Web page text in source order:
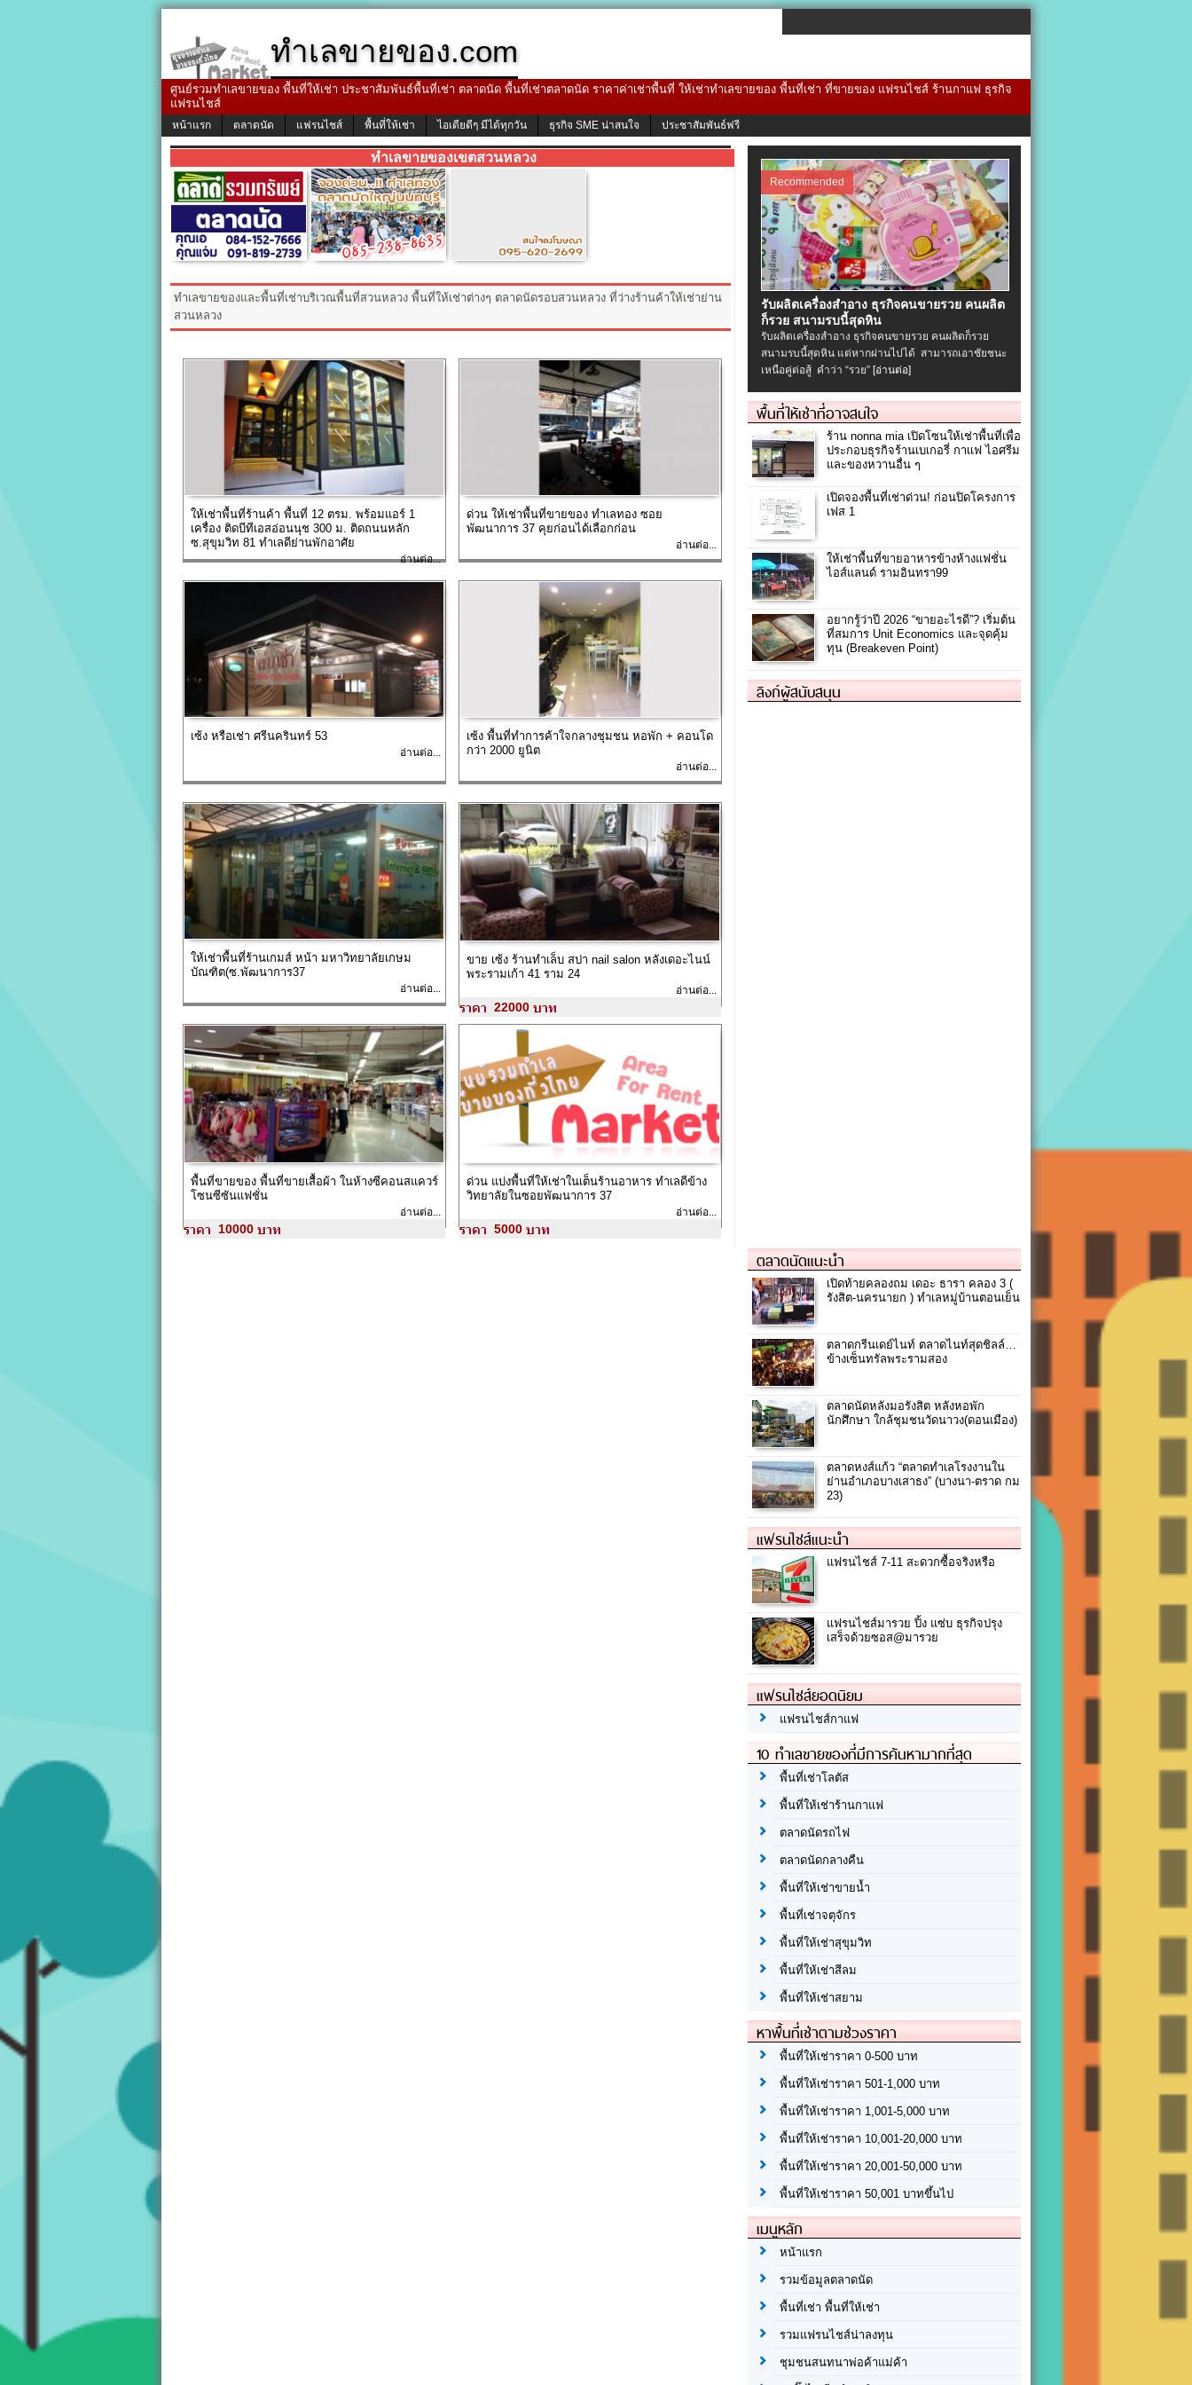
ทำเลขายของ.com
ศูนย์รวมทำเลขายของ พื้นที่ให้เช่า ประชาสัมพันธ์พื้นที่เช่า ตลาดนัด พื้นที่เช่าตลาดนัด ราคาค่าเช่าพื้นที่ ให้เช่าทำเลขายของ พื้นที่เช่า ที่ขายของ แฟรนไชส์ ร้านกาแฟ ธุรกิจ
แฟรนไชส์
หน้าแรก ตลาดนัด แฟรนไชส์ พื้นที่ให้เช่า ไอเดียดีๆ มีได้ทุกวัน ธุรกิจ SME น่าสนใจ ประชาสัมพันธ์ฟรี
ทำเลขายของเขตสวนหลวง
ทำเลขายของและพื้นที่เช่าบริเวณพื้นที่สวนหลวง พื้นที่ให้เช่าต่างๆ ตลาดนัดรอบสวนหลวง ที่ว่างร้านค้าให้เช่าย่าน
สวนหลวง
ให้เช่าพื้นที่ร้านค้า พื้นที่ 12 ตรม. พร้อมแอร์ 1
เครื่อง ติดบีทีเอสอ่อนนุช 300 ม. ติดถนนหลัก
ซ.สุขุมวิท 81 ทำเลดีย่านพักอาศัย
อ่านต่อ...
ด่วน ให้เช่าพื้นที่ขายของ ทำเลทอง ซอย
พัฒนาการ 37 คุยก่อนได้เลือกก่อน
อ่านต่อ...
เซ้ง หรือเช่า ศรีนครินทร์ 53
อ่านต่อ...
เซ้ง พื้นที่ทำการค้าใจกลางชุมชน หอพัก + คอนโด
กว่า 2000 ยูนิต
อ่านต่อ...
ให้เช่าพื้นที่ร้านเกมส์ หน้า มหาวิทยาลัยเกษม
บัณฑิต(ซ.พัฒนาการ37
อ่านต่อ...
ขาย เซ้ง ร้านทำเล็บ สปา nail salon หลังเดอะไนน์
พระรามเก้า 41 ราม 24
อ่านต่อ...
22000
พื้นที่ขายของ พื้นที่ขายเสื้อผ้า ในห้างซีคอนสแควร์
โซนซีซันแฟชั่น
อ่านต่อ...
10000
ด่วน แบ่งพื้นที่ให้เช่าในเต็นร้านอาหาร ทำเลดีข้าง
วิทยาลัยในซอยพัฒนาการ 37
อ่านต่อ...
5000
Recommended
รับผลิตเครื่องสําอาง ธุรกิจคนขายรวย คนผลิต
ก็รวย สนามรบนี้สุดหิน
รับผลิตเครื่องสําอาง ธุรกิจคนขายรวย คนผลิตก็รวย
สนามรบนี้สุดหิน แต่หากผ่านไปได้ สามารถเอาชัยชนะ
เหนือคู่ต่อสู้ คำว่า “รวย” [อ่านต่อ]
พื้นที่ให้เช่าที่อาจสนใจ
ร้าน nonna mia เปิดโซนให้เช่าพื้นที่เพื่อ
ประกอบธุรกิจร้านเบเกอรี่ กาเเฟ ไอศรีม
และของหวานอื่น ๆ
เปิดจองพื้นที่เช่าด่วน! ก่อนปิดโครงการ
เฟส 1
ให้เช่าพื้นที่ขายอาหารข้างห้างแฟชั่น
ไอส์แลนด์ รามอินทรา99
อยากรู้ว่าปี 2026 “ขายอะไรดี”? เริ่มต้น
ที่สมการ Unit Economics และจุดคุ้ม
ทุน (Breakeven Point)
ลิงก์ผู้สนับสนุน
ตลาดนัดแนะนำ
เปิดท้ายคลองถม เดอะ ธารา คลอง 3 (
รังสิต-นครนายก ) ทำเลหมู่บ้านตอนเย็น
ตลาดกรีนเดย์ไนท์ ตลาดไนท์สุดชิลล์…
ข้างเซ็นทรัลพระรามสอง
ตลาดนัดหลังมอรังสิต หลังหอพัก
นักศึกษา ใกล้ชุมชนวัดนาวง(ดอนเมือง)
ตลาดหงส์แก้ว “ตลาดทำเลโรงงานใน
ย่านอำเภอบางเสาธง” (บางนา-ตราด กม
23)
แฟรนไชส์แนะนำ
แฟรนไชส์ 7-11 สะดวกซื้อจริงหรือ
แฟรนไชส์มารวย ปิ้ง แซ่บ ธุรกิจปรุง
เสร็จด้วยซอส@มารวย
แฟรนไชส์ยอดนิยม
แฟรนไชส์กาแฟ
10 ทำเลขายของที่มีการค้นหามากที่สุด
พื้นที่เช่าโลตัส
พื้นที่ให้เช่าร้านกาแฟ
ตลาดนัดรถไฟ
ตลาดนัดกลางคืน
พื้นที่ให้เช่าขายน้ำ
พื้นที่เช่าจตุจักร
พื้นที่ให้เช่าสุขุมวิท
พื้นที่ให้เช่าสีลม
พื้นที่ให้เช่าสยาม
หาพื้นที่เช่าตามช่วงราคา
พื้นที่ให้เช่าราคา 0-500 บาท
พื้นที่ให้เช่าราคา 501-1,000 บาท
พื้นที่ให้เช่าราคา 1,001-5,000 บาท
พื้นที่ให้เช่าราคา 10,001-20,000 บาท
พื้นที่ให้เช่าราคา 20,001-50,000 บาท
พื้นที่ให้เช่าราคา 50,001 บาทขึ้นไป
เมนูหลัก
หน้าแรก
รวมข้อมูลตลาดนัด
พื้นที่เช่า พื้นที่ให้เช่า
รวมแฟรนไชส์น่าลงทุน
ชุมชนสนทนาพ่อค้าแม่ค้า